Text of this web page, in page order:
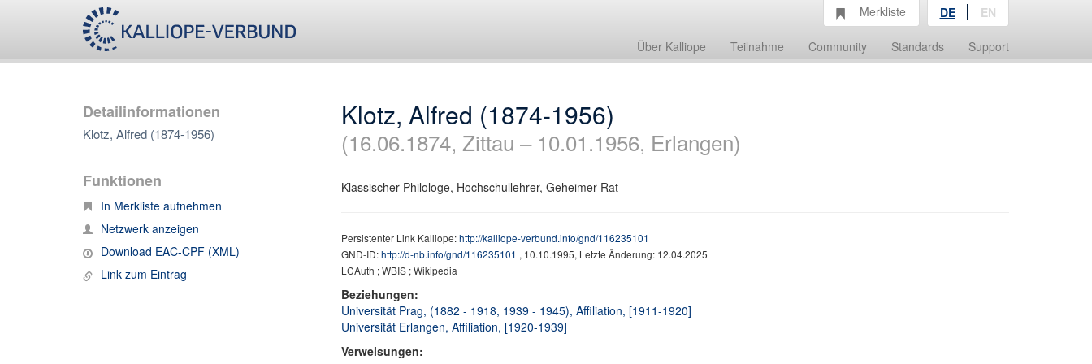
Über Kalliope Teilnahme Community Standards Support
Merkliste DE EN
Detailinformationen
Klotz, Alfred (1874-1956)
Funktionen
In Merkliste aufnehmen
Netzwerk anzeigen
Download EAC-CPF (XML)
Link zum Eintrag
Klotz, Alfred (1874-1956)
(16.06.1874, Zittau – 10.01.1956, Erlangen)
Klassischer Philologe, Hochschullehrer, Geheimer Rat
Persistenter Link Kalliope:http://kalliope-verbund.info/gnd/116235101
GND-ID:http://d-nb.info/gnd/116235101 , 10.10.1995, Letzte Änderung: 12.04.2025
LCAuth ; WBIS ; Wikipedia
Beziehungen:
Universität Prag, (1882 - 1918, 1939 - 1945), Affiliation, [1911-1920]
Universität Erlangen, Affiliation, [1920-1939]
Verweisungen: